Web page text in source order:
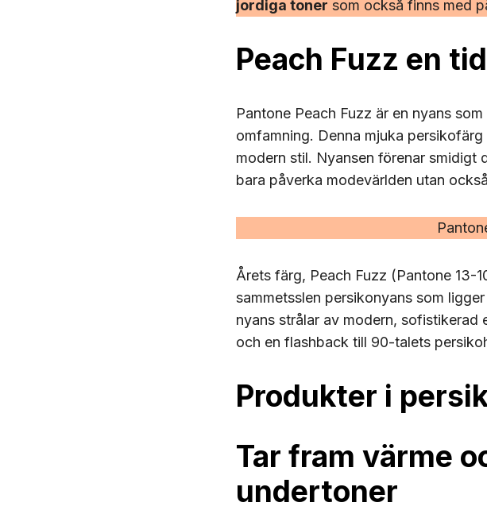
jordiga toner som också finns med
Peach Fuzz en
Pantone Peach Fuzz är en nyans
omfamning. Denna mjuka
modern stil. Nyansen förenar
bara påverka modevärlden utan
Årets färg, Peach Fuzz (Pantone 13-
sammetsslen persikonyans som
nyans strålar av modern, sofistikerad
och en flashback till 90-talets
Produkter i
Tar fram värme
undertoner